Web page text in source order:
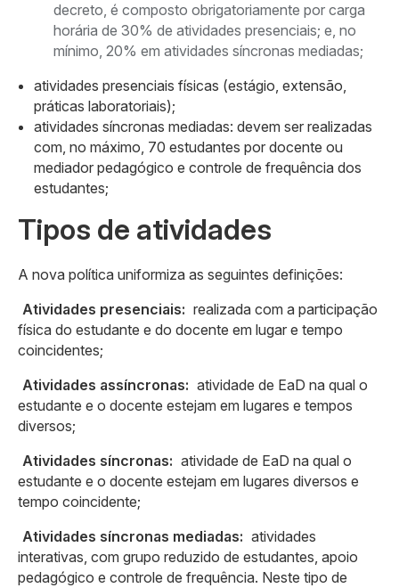
decreto, é composto obrigatoriamente por carga
horária de 30% de atividades presenciais; e, no
mínimo, 20% em atividades síncronas mediadas;
atividades presenciais físicas (estágio, extensão,
práticas laboratoriais);
atividades síncronas mediadas: devem ser realizadas
com, no máximo, 70 estudantes por docente ou
mediador pedagógico e controle de frequência dos
estudantes;
Tipos de atividades
A nova política uniformiza as seguintes definições:
Atividades presenciais: realizada com a participação
física do estudante e do docente em lugar e tempo
coincidentes;
Atividades assíncronas: atividade de EaD na qual o
estudante e o docente estejam em lugares e tempos
diversos;
Atividades síncronas: atividade de EaD na qual o
estudante e o docente estejam em lugares diversos e
tempo coincidente;
Atividades síncronas mediadas: atividades
interativas, com grupo reduzido de estudantes, apoio
pedagógico e controle de frequência. Neste tipo de